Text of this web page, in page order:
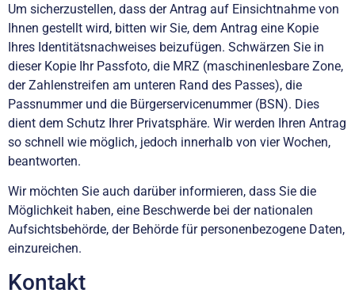
Um sicherzustellen, dass der Antrag auf Einsichtnahme von
Ihnen gestellt wird, bitten wir Sie, dem Antrag eine Kopie
Ihres Identitätsnachweises beizufügen. Schwärzen Sie in
dieser Kopie Ihr Passfoto, die MRZ (maschinenlesbare Zone,
der Zahlenstreifen am unteren Rand des Passes), die
Passnummer und die Bürgerservicenummer (BSN). Dies
dient dem Schutz Ihrer Privatsphäre. Wir werden Ihren Antrag
so schnell wie möglich, jedoch innerhalb von vier Wochen,
beantworten.
Wir möchten Sie auch darüber informieren, dass Sie die
Möglichkeit haben, eine Beschwerde bei der nationalen
Aufsichtsbehörde, der Behörde für personenbezogene Daten,
einzureichen.
Kontakt